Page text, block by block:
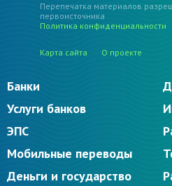
Перепечатка материалов
первоисточника
Политика конфиденциальности
Карта сайта О проекте
Банки
Услуги банков
ЭПС
Мобильные переводы
Деньги и государство